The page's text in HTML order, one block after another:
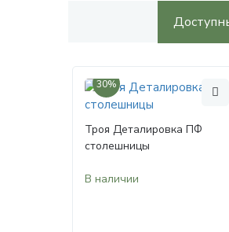
30%
Троя Деталировка ПФ
столешницы
В наличии